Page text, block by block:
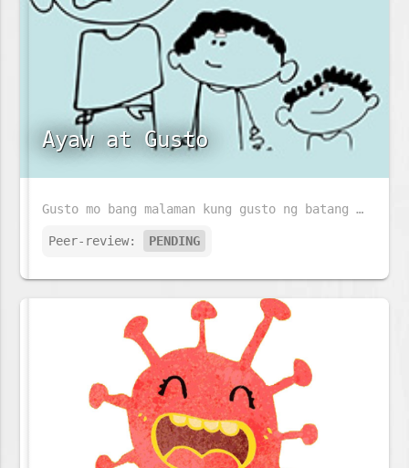
Ayaw at Gusto
Gusto mo bang malaman kung gusto ng batang ito ang pumasok sa eskwelahan? Kung gusto mo, basahin mo ang istoryang ito.
Peer-review: PENDING